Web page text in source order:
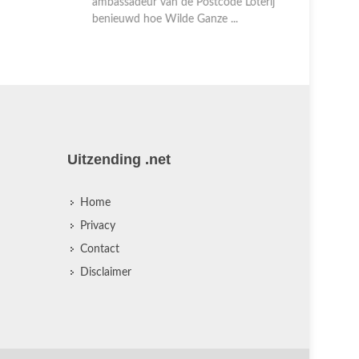
Uitzending .net
Home
Privacy
Contact
Disclaimer